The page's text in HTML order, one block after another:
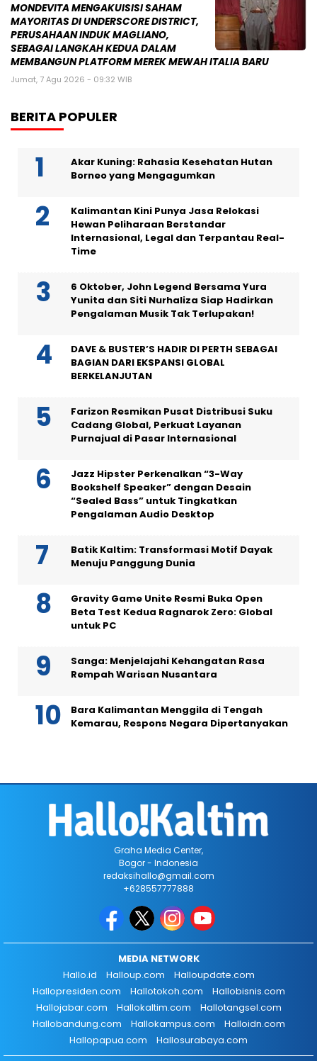
MONDEVITA MENGAKUISISI SAHAM
MAYORITAS DI UNDERSCORE DISTRICT,
PERUSAHAAN INDUK MAGLIANO,
SEBAGAI LANGKAH KEDUA DALAM
MEMBANGUN PLATFORM MEREK MEWAH ITALIA BARU
Jumat, 7 Agu 2026 - 09:32 WIB
BERITA POPULER
Akar Kuning: Rahasia Kesehatan Hutan
Borneo yang Mengagumkan
Kalimantan Kini Punya Jasa Relokasi
Hewan Peliharaan Berstandar
Internasional, Legal dan Terpantau Real-
Time
6 Oktober, John Legend Bersama Yura
Yunita dan Siti Nurhaliza Siap Hadirkan
Pengalaman Musik Tak Terlupakan!
DAVE & BUSTER’S HADIR DI PERTH SEBAGAI
BAGIAN DARI EKSPANSI GLOBAL
BERKELANJUTAN
Farizon Resmikan Pusat Distribusi Suku
Cadang Global, Perkuat Layanan
Purnajual di Pasar Internasional
Jazz Hipster Perkenalkan “3-Way
Bookshelf Speaker” dengan Desain
“Sealed Bass” untuk Tingkatkan
Pengalaman Audio Desktop
Batik Kaltim: Transformasi Motif Dayak
Menuju Panggung Dunia
Gravity Game Unite Resmi Buka Open
Beta Test Kedua Ragnarok Zero: Global
untuk PC
Sanga: Menjelajahi Kehangatan Rasa
Rempah Warisan Nusantara
Bara Kalimantan Menggila di Tengah
Kemarau, Respons Negara Dipertanyakan
Graha Media Center,
Bogor - Indonesia
redaksihallo@gmail.com
+628557777888
MEDIA NETWORK
Hallo.id
Halloup.com
Halloupdate.com
Hallopresiden.com
Hallotokoh.com
Hallobisnis.com
Hallojabar.com
Hallokaltim.com
Hallotangsel.com
Hallobandung.com
Hallokampus.com
Halloidn.com
Hallopapua.com
Hallosurabaya.com